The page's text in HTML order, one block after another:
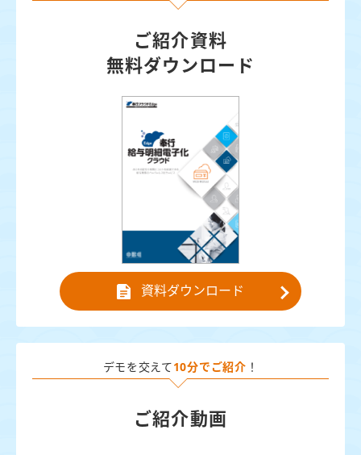
ご紹介資料
無料ダウンロード
資料ダウンロード
デモを交えて 10分でご紹介 ！
ご紹介動画